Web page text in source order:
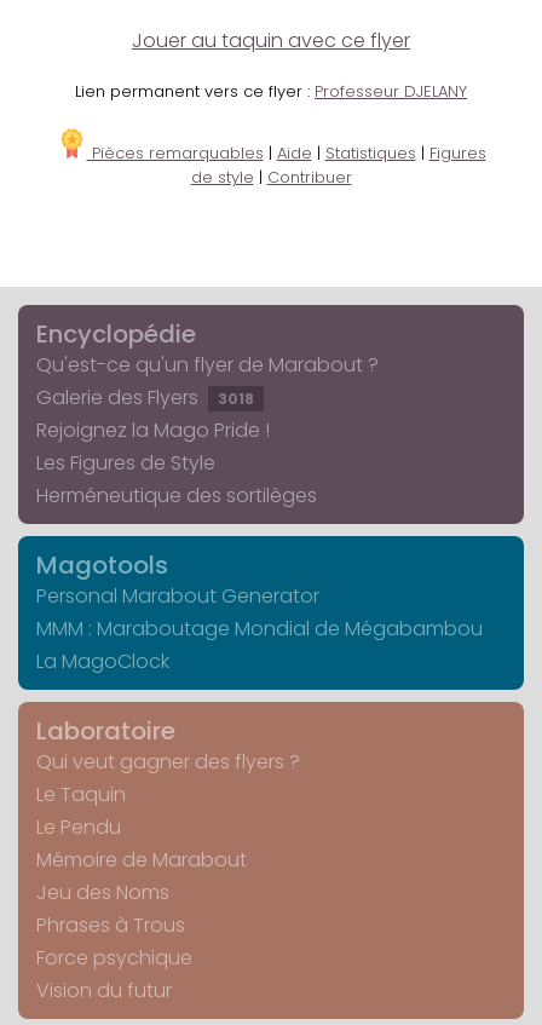
Jouer au taquin avec ce flyer
Lien permanent vers ce flyer : Professeur DJELANY
Pièces remarquables | Aide | Statistiques | Figures
de style | Contribuer
Encyclopédie
Qu'est-ce qu'un flyer de Marabout ?
Galerie des Flyers
3018
Rejoignez la Mago Pride !
Les Figures de Style
Herméneutique des sortilèges
Magotools
Personal Marabout Generator
MMM : Maraboutage Mondial de Mégabambou
La MagoClock
Laboratoire
Qui veut gagner des flyers ?
Le Taquin
Le Pendu
Mémoire de Marabout
Jeu des Noms
Phrases à Trous
Force psychique
Vision du futur